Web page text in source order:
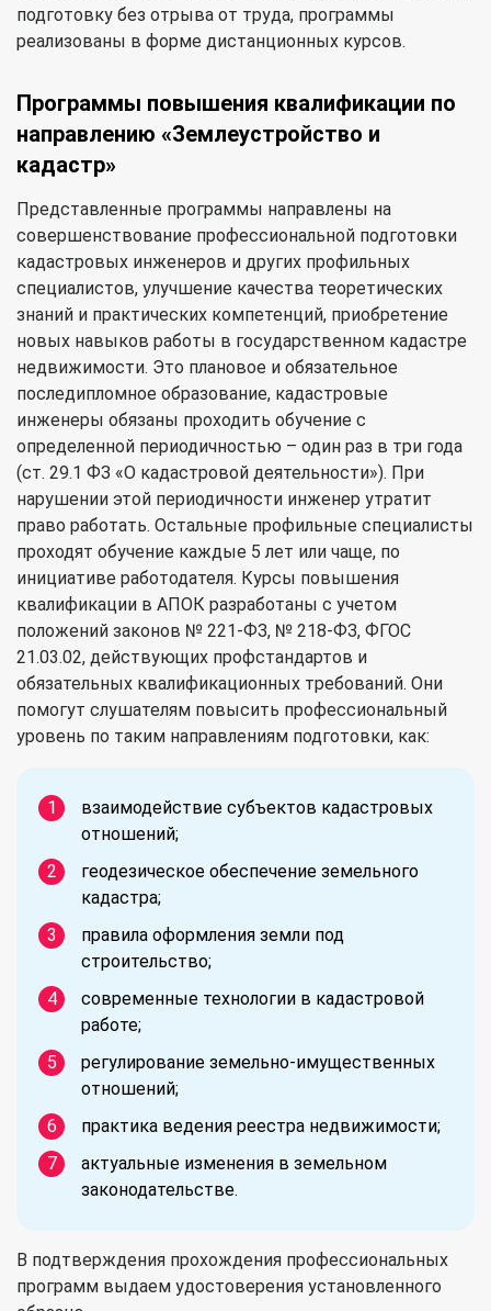
подготовку без отрыва от труда, программы
реализованы в форме дистанционных курсов.
Программы повышения квалификации по
направлению «Землеустройство и
кадастр»
Представленные программы направлены на
совершенствование профессиональной подготовки
кадастровых инженеров и других профильных
специалистов, улучшение качества теоретических
знаний и практических компетенций, приобретение
новых навыков работы в государственном кадастре
недвижимости. Это плановое и обязательное
последипломное образование, кадастровые
инженеры обязаны проходить обучение с
определенной периодичностью – один раз в три года
(ст. 29.1 ФЗ «О кадастровой деятельности»). При
нарушении этой периодичности инженер утратит
право работать. Остальные профильные специалисты
проходят обучение каждые 5 лет или чаще, по
инициативе работодателя. Курсы повышения
квалификации в АПОК разработаны с учетом
положений законов № 221-ФЗ, № 218-ФЗ, ФГОС
21.03.02, действующих профстандартов и
обязательных квалификационных требований. Они
помогут слушателям повысить профессиональный
уровень по таким направлениям подготовки, как:
взаимодействие субъектов кадастровых
отношений;
геодезическое обеспечение земельного
кадастра;
правила оформления земли под
строительство;
современные технологии в кадастровой
работе;
регулирование земельно-имущественных
отношений;
практика ведения реестра недвижимости;
актуальные изменения в земельном
законодательстве.
В подтверждения прохождения профессиональных
программ выдаем удостоверения установленного